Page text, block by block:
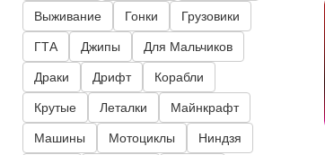
Выживание Гонки Грузовики
ГТА Джипы Для Мальчиков
Драки Дрифт Корабли
Крутые Леталки Майнкрафт
Машины Мотоциклы Ниндзя